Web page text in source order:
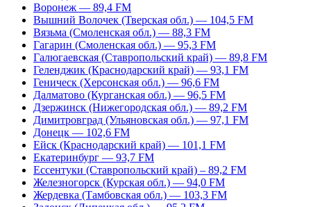
Воронеж — 89,4 FM
Вышний Волочек (Тверская обл.) — 104,5 FM
Вязьма (Смоленская обл.) — 88,3 FM
Гагарин (Смоленская обл.) — 95,3 FM
Галюгаевская (Ставропольский край) — 89,8 FM
Геленджик (Краснодарский край) — 93,1 FM
Геническ (Херсонская обл.) — 96,6 FM
Далматово (Курганская обл.) — 96,5 FM
Дзержинск (Нижегородская обл.) — 89,2 FM
Димитровград (Ульяновская обл.) — 97,1 FM
Донецк — 102,6 FM
Ейск (Краснодарский край) — 101,1 FM
Екатеринбург — 93,7 FM
Ессентуки (Ставропольский край) – 89,2 FM
Железногорск (Курская обл.) — 94,0 FM
Жердевка (Тамбовская обл.) — 103,3 FM